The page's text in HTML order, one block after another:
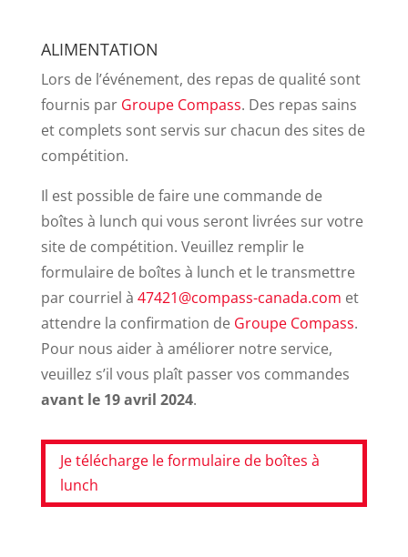
ALIMENTATION
Lors de l’événement, des repas de qualité sont
fournis par Groupe Compass. Des repas sains
et complets sont servis sur chacun des sites de
compétition.
Il est possible de faire une commande de
boîtes à lunch qui vous seront livrées sur votre
site de compétition. Veuillez remplir le
formulaire de boîtes à lunch et le transmettre
par courriel à 47421@compass-canada.com et
attendre la confirmation de Groupe Compass.
Pour nous aider à améliorer notre service,
veuillez s’il vous plaît passer vos commandes
avant le 19 avril 2024.
Je télécharge le formulaire de boîtes à
lunch